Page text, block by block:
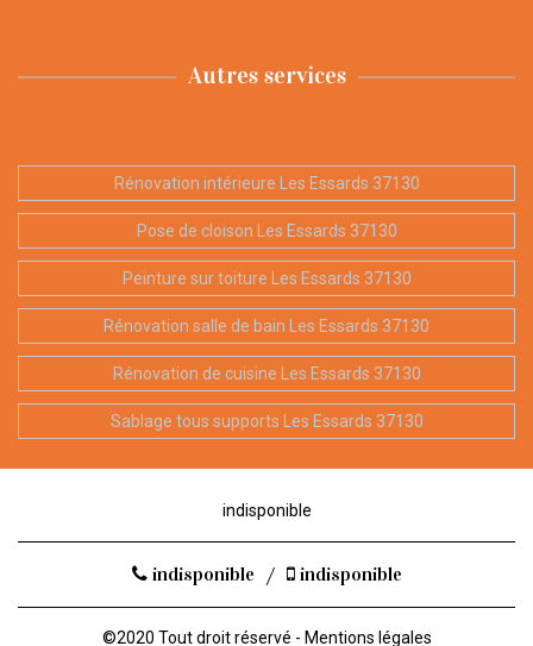
Autres services
Rénovation intérieure Les Essards 37130
Pose de cloison Les Essards 37130
Peinture sur toiture Les Essards 37130
Rénovation salle de bain Les Essards 37130
Rénovation de cuisine Les Essards 37130
Sablage tous supports Les Essards 37130
indisponible
indisponible / indisponible
©2020 Tout droit réservé - Mentions légales